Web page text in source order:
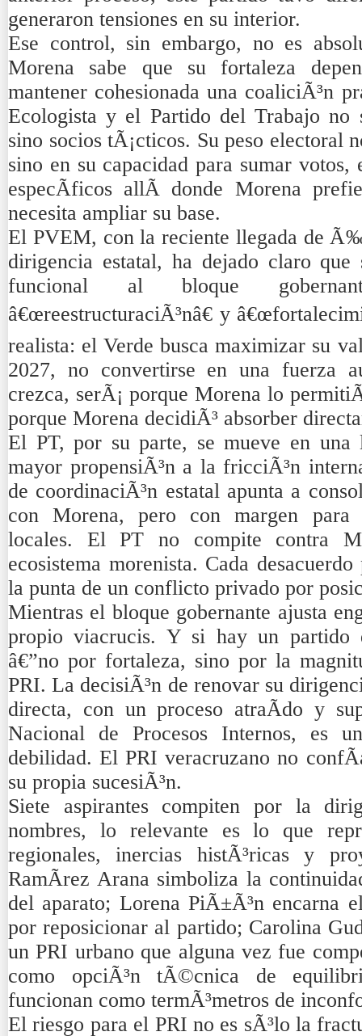
generaron tensiones en su interior.
Ese control, sin embargo, no es
Morena sabe que su fortaleza
mantener cohesionada una coaliciÃ³n
Ecologista y el Partido del Trabajo no
sino socios tÃ¡cticos. Su peso electoral
sino en su capacidad para sumar votos,
especÃ­ficos allÃ­ donde Morena
necesita ampliar su base.
El PVEM, con la reciente llegada de
dirigencia estatal, ha dejado claro que
funcional al bloque
â€œreestructuraciÃ³nâ€ y
realista: el Verde busca maximizar su
2027, no convertirse en una fuerza
crezca, serÃ¡ porque Morena lo
porque Morena decidiÃ³ absorber
El PT, por su parte, se mueve en una
mayor propensiÃ³n a la fricciÃ³n
de coordinaciÃ³n estatal apunta a
con Morena, pero con margen para
locales. El PT no compite contra
ecosistema morenista. Cada
la punta de un conflicto privado por
Mientras el bloque gobernante ajusta
propio viacrucis. Y si hay un partido
â€”no por fortaleza, sino por la
PRI. La decisiÃ³n de renovar su
directa, con un proceso atraÃ­do y
Nacional de Procesos Internos, es
debilidad. El PRI veracruzano no
su propia sucesiÃ³n.
Siete aspirantes compiten por la
nombres, lo relevante es lo que
regionales, inercias histÃ³ricas y
RamÃ­rez Arana simboliza la
del aparato; Lorena PiÃ±Ã³n encarna
por reposicionar al partido; Carolina
un PRI urbano que alguna vez fue
como opciÃ³n tÃ©cnica de
funcionan como termÃ³metros de
El riesgo para el PRI no es sÃ³lo la